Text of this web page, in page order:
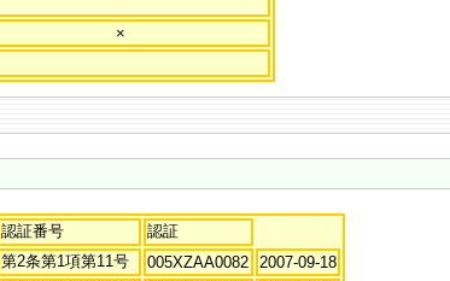
×
認証番号
認証
第2条第1項第11号 005XZAA0082
2007-09-18